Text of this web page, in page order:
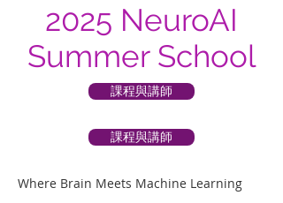
2025 NeuroAI
Summer School
課程與講師
課程與講師
Where Brain Meets Machine Learning